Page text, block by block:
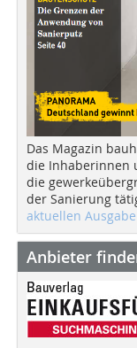
Das Magazin
die Inhaberinnen
die
der Sanierung
aktuellen
Anbieter